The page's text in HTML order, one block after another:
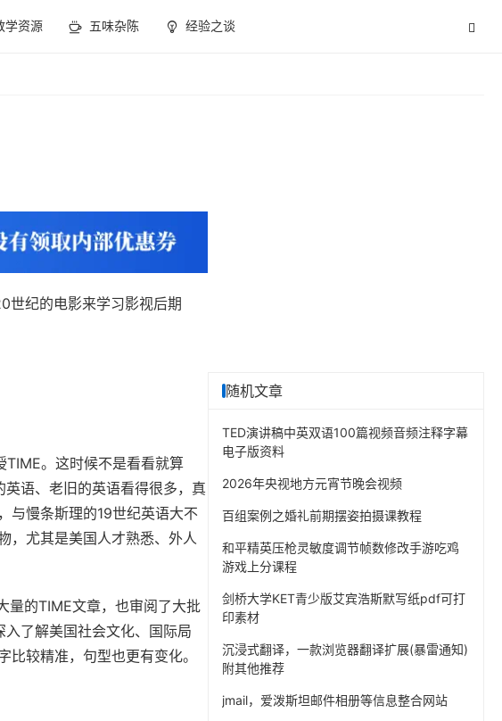
学资源 五味杂陈 经验之谈
世纪的电影来学习影视后期
。这时候不是看看就算
语、老旧的英语看得很多，真
与慢条斯理的19世纪英语大不
，尤其是美国人才熟悉、外人
量的TIME文章，也审阅了大批
了解美国社会文化、国际局
较精准，句型也更有变化。
随机文章
TED演讲稿中英双语100篇视频音频注释字幕
电子版资料
2026年央视地方元宵节晚会视频
百组案例之婚礼前期摆姿拍摄课教程
和平精英压枪灵敏度调节帧数修改手游吃鸡
游戏上分课程
剑桥大学KET青少版艾宾浩斯默写纸pdf可打
印素材
沉浸式翻译，一款浏览器翻译扩展(暴雷通知)
附其他推荐
jmail，爱泼斯坦邮件相册等信息整合网站